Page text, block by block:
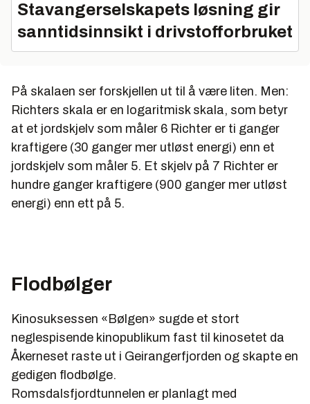
Stavangerselskapets løsning gir
sanntidsinnsikt i drivstofforbruket
På skalaen ser forskjellen ut til å være liten. Men:
Richters skala er en logaritmisk skala, som betyr
at et jordskjelv som måler 6 Richter er ti ganger
kraftigere (30 ganger mer utløst energi) enn et
jordskjelv som måler 5. Et skjelv på 7 Richter er
hundre ganger kraftigere (900 ganger mer utløst
energi) enn ett på 5.
Flodbølger
Kinosuksessen «Bølgen» sugde et stort
neglespisende kinopublikum fast til kinosetet da
Åkerneset raste ut i Geirangerfjorden og skapte en
gedigen flodbølge.
Romsdalsfjordtunnelen er planlagt med